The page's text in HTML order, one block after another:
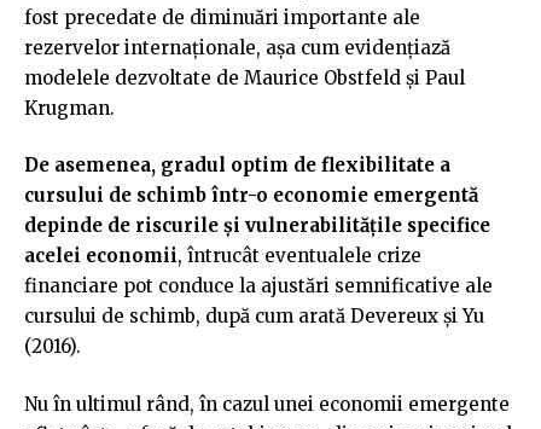
fost precedate de diminuări importante ale
rezervelor internaționale, așa cum evidențiază
modelele dezvoltate de Maurice Obstfeld și Paul
Krugman.
De asemenea, gradul optim de flexibilitate a
cursului de schimb într-o economie emergentă
depinde de riscurile și vulnerabilitățile specifice
acelei economii, întrucât eventualele crize
financiare pot conduce la ajustări semnificative ale
cursului de schimb, după cum arată Devereux și Yu
(2016).
Nu în ultimul rând, în cazul unei economii emergente